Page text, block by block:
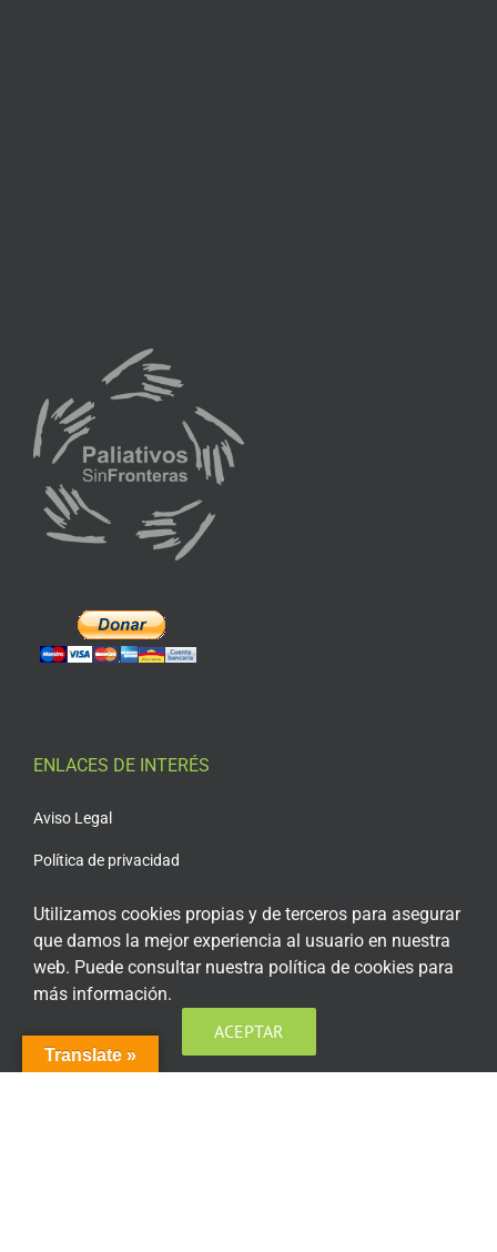
ENLACES DE INTERÉS
Aviso Legal
Política de privacidad
Política de cookies
Condiciones generales de contratación
Acceso plataforma de teleformación
Translate »
Utilizamos cookies propias y de terceros para asegurar
que damos la mejor experiencia al usuario en nuestra
web. Puede consultar nuestra política de cookies para
más información.
ACEPTAR